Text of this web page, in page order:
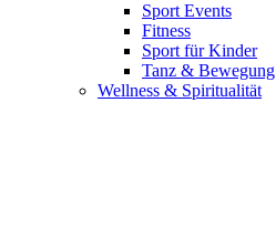
Sport Events
Fitness
Sport für Kinder
Tanz & Bewegung
Wellness & Spiritualität